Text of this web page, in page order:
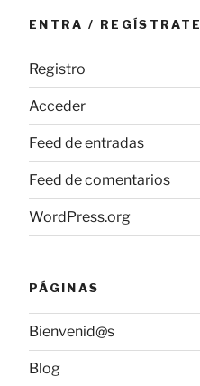
ENTRA / REGÍSTRATE
Registro
Acceder
Feed de entradas
Feed de comentarios
WordPress.org
PÁGINAS
Bienvenid@s
Blog